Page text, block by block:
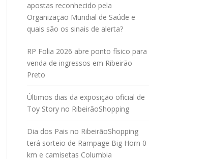
apostas reconhecido pela
Organização Mundial de Saúde e
quais são os sinais de alerta?
RP Folia 2026 abre ponto físico para
venda de ingressos em Ribeirão
Preto
Últimos dias da exposição oficial de
Toy Story no RibeirãoShopping
Dia dos Pais no RibeirãoShopping
terá sorteio de Rampage Big Horn 0
km e camisetas Columbia